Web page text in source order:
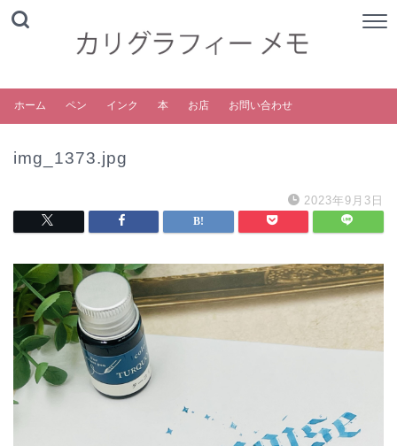
ホーム ペン インク 本 お店 お問い合わせ
img_1373.jpg
2023年9月3日